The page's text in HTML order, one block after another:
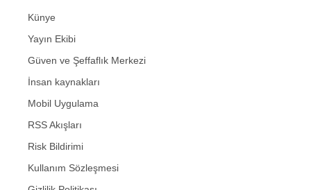
Künye
Yayın Ekibi
Güven ve Şeffaflık Merkezi
İnsan kaynakları
Mobil Uygulama
RSS Akışları
Risk Bildirimi
Kullanım Sözleşmesi